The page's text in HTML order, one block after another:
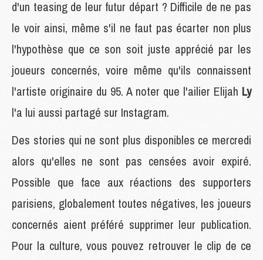
d'un teasing de leur futur départ ? Difficile de ne pas
le voir ainsi, même s'il ne faut pas écarter non plus
l'hypothèse que ce son soit juste apprécié par les
joueurs concernés, voire même qu'ils connaissent
l'artiste originaire du 95. A noter que l'ailier Elijah Ly
l'a lui aussi partagé sur Instagram.
Des stories qui ne sont plus disponibles ce mercredi
alors qu'elles ne sont pas censées avoir expiré.
Possible que face aux réactions des supporters
parisiens, globalement toutes négatives, les joueurs
concernés aient préféré supprimer leur publication.
Pour la culture, vous pouvez retrouver le clip de ce